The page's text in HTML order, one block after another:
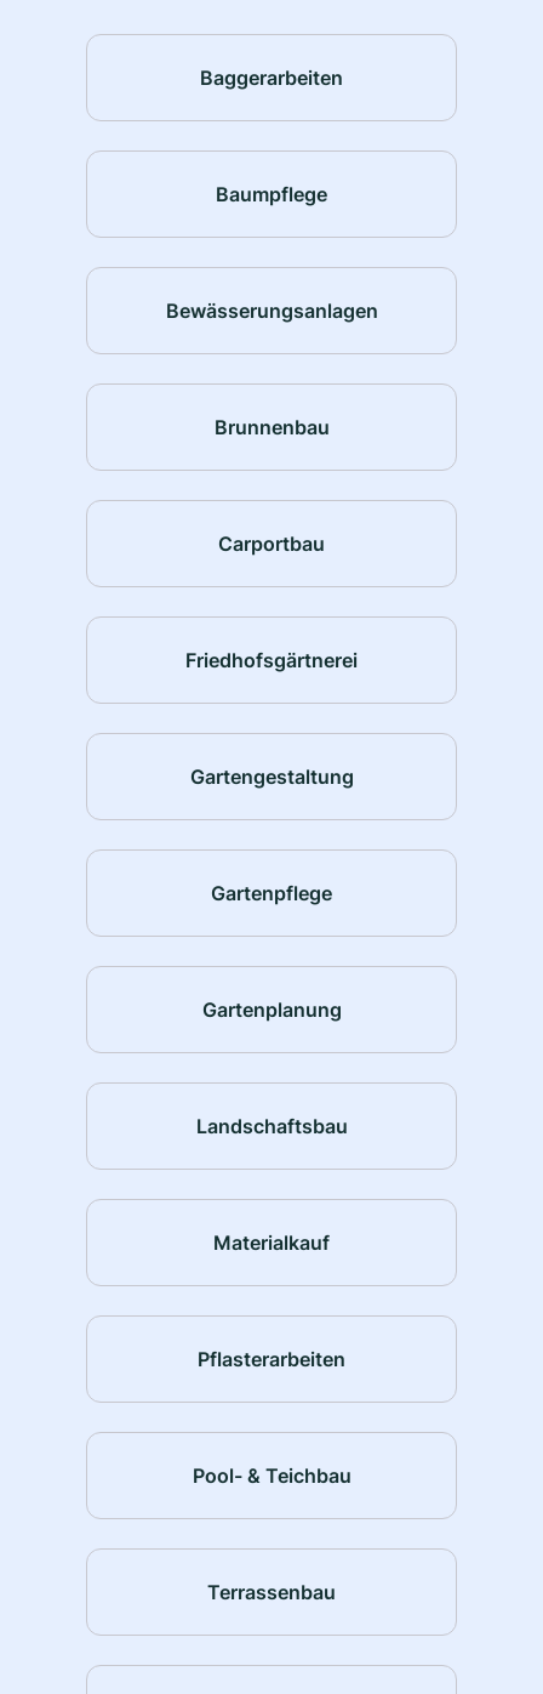
Baggerarbeiten
Baumpflege
Bewässerungsanlagen
Brunnenbau
Carportbau
Friedhofsgärtnerei
Gartengestaltung
Gartenpflege
Gartenplanung
Landschaftsbau
Materialkauf
Pflasterarbeiten
Pool- & Teichbau
Terrassenbau